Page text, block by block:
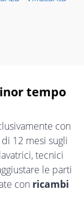
tempo
con
12 mesi sugli
tecnici
le parti
con ricambi